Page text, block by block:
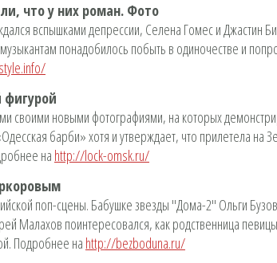
что у них роман. Фото
вспышками депрессии, Селена Гомес и Джастин
понадобилось побыть в одиночестве и
фигурой
своими новыми фотографиями, на которых
барби» хотя и утверждает, что прилетела на
на http://lock-omsk.ru/
поп-сцены. Бабушке звезды "Дома-2" Ольги
Малахов поинтересовался, как родственница
Подробнее на http://bezboduna.ru/